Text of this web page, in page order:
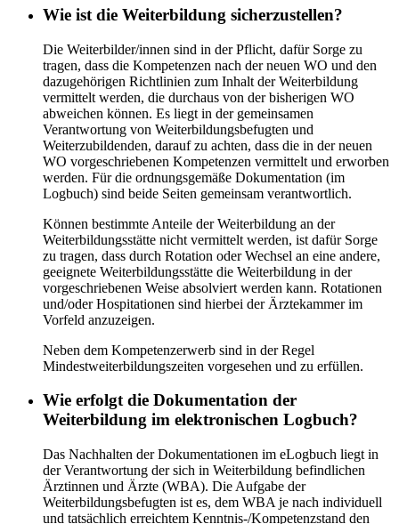
Wie ist die Weiterbildung sicherzustellen?
Die Weiterbilder/innen sind in der Pflicht, dafür Sorge zu
tragen, dass die Kompetenzen nach der neuen WO und den
dazugehörigen Richtlinien zum Inhalt der Weiterbildung
vermittelt werden, die durchaus von der bisherigen WO
abweichen können. Es liegt in der gemeinsamen
Verantwortung von Weiterbildungsbefugten und
Weiterzubildenden, darauf zu achten, dass die in der neuen
WO vorgeschriebenen Kompetenzen vermittelt und erworben
werden. Für die ordnungsgemäße Dokumentation (im
Logbuch) sind beide Seiten gemeinsam verantwortlich.
Können bestimmte Anteile der Weiterbildung an der
Weiterbildungsstätte nicht vermittelt werden, ist dafür Sorge
zu tragen, dass durch Rotation oder Wechsel an eine andere,
geeignete Weiterbildungsstätte die Weiterbildung in der
vorgeschriebenen Weise absolviert werden kann. Rotationen
und/oder Hospitationen sind hierbei der Ärztekammer im
Vorfeld anzuzeigen.
Neben dem Kompetenzerwerb sind in der Regel
Mindestweiterbildungszeiten vorgesehen und zu erfüllen.
Wie erfolgt die Dokumentation der
Weiterbildung im elektronischen Logbuch?
Das Nachhalten der Dokumentationen im eLogbuch liegt in
der Verantwortung der sich in Weiterbildung befindlichen
Ärztinnen und Ärzte (WBA). Die Aufgabe der
Weiterbildungsbefugten ist es, dem WBA je nach individuell
und tatsächlich erreichtem Kenntnis-/Kompetenzstand den